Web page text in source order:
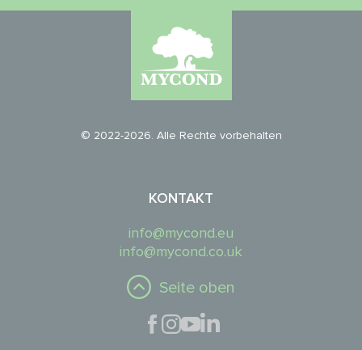
© 2022-2026. Alle Rechte vorbehalten
KONTAKT
info@mycond.eu
info@mycond.co.uk
Seite oben